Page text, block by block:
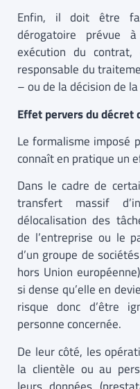
Enfin, il doit être
dérogatoire prévue
exécution du
responsable du
– ou de la décision de
Effet pervers du décret
Le formalisme imposé
connaît en pratique un
Dans le cadre de
transfert massif
délocalisation des
de l’entreprise ou le
d’un groupe de
hors Union
si dense qu’elle en
risque donc d’être
personne concernée.
De leur côté, les
la clientèle ou au